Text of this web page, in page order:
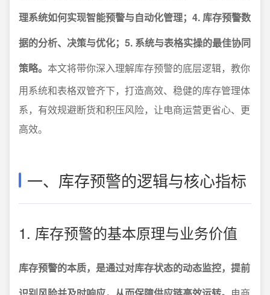
理系统如何实现智能预警与自动化管理；4. 库存预警数
据的分析、决策与优化；5. 系统与表格实操的最佳协同
策略。 本文将带你深入理解库存预警的底层逻辑，教你
用系统和表格双管齐下，打造高效、稳健的库存管理体
系，有效规避断货和积压风险，让电商运营更省心、更
高效。
一、库存预警的逻辑与核心指标
1. 库存预警的基本原理与业务价值
库存预警的本质，是通过对库存状态的动态监控，提前